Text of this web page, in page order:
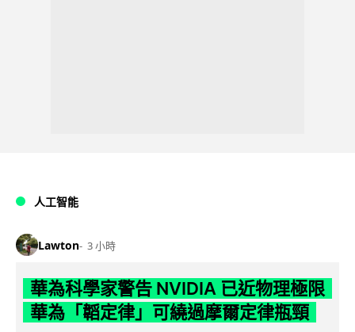
人工智能
Lawton 3 小時
華為科學家警告 NVIDIA 已近物理極限
華為「韜定律」可繞過摩爾定律瓶頸